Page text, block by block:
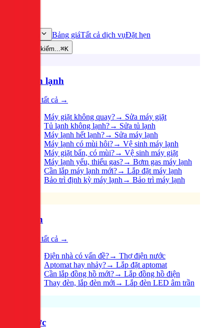
Bảng giáTất cả dịch vụĐặt hẹn
Tìm kiếm...⌘K
Điện lạnh
Xem tất cả →
Máy giặt không quay?→ Sửa máy giặt
Tủ lạnh không lạnh?→ Sửa tủ lạnh
Máy lạnh hết lạnh?→ Sửa máy lạnh
Máy lạnh có mùi hôi?→ Vệ sinh máy lạnh
Máy giặt bẩn, có mùi?→ Vệ sinh máy giặt
Máy lạnh yếu, thiếu gas?→ Bơm gas máy lạnh
Cần lắp máy lạnh mới?→ Lắp đặt máy lạnh
Bảo trì định kỳ máy lạnh→ Bảo trì máy lạnh
Điện
Xem tất cả →
Điện nhà có vấn đề?→ Thợ điện nước
Aptomat hay nhảy?→ Lắp đặt aptomat
Cần lắp đồng hồ mới?→ Lắp đồng hồ điện
Thay đèn, lắp đèn mới → Lắp đèn LED âm trần
Nước